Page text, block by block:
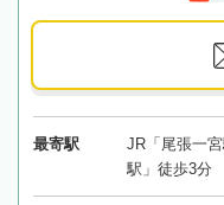
最寄駅
JR「尾張一
駅」徒歩3分